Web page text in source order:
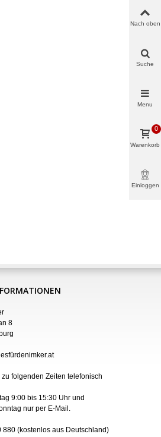
8
folgenden Zeiten telefonisch
9:00 bis 15:30 Uhr und
nur per E-Mail .
880 (kostenlos aus Deutschland)
Nach oben
Suche
Menu
Warenkorb
0
Einloggen